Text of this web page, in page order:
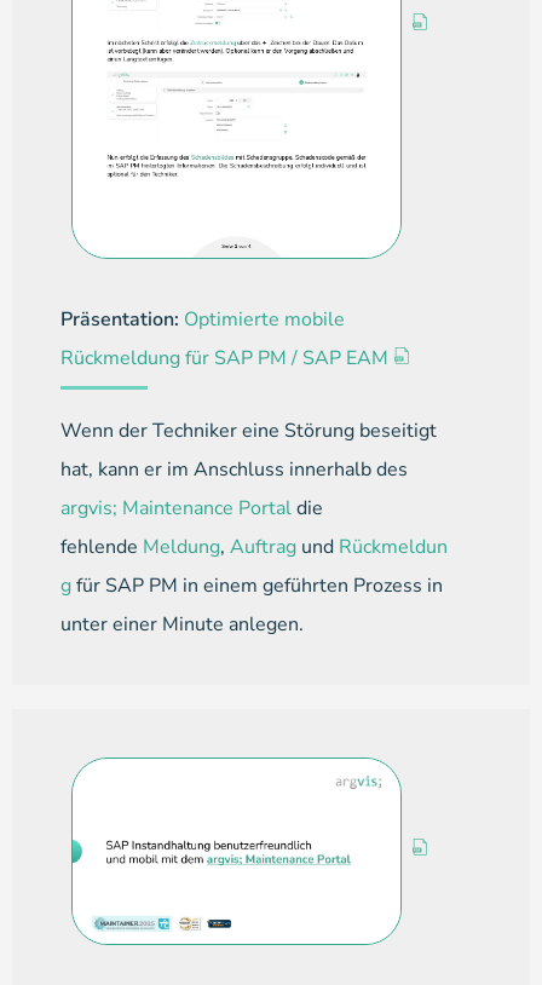
Präsentation: Optimierte mobile
Rückmeldung für SAP PM / SAP EAM
Wenn der Techniker eine Störung beseitigt
hat, kann er im Anschluss innerhalb des
argvis; Maintenance Portaldie
fehlende Meldung, Auftrag und Rückmeldun
gfür SAP PM in einem geführten Prozess in
unter einer Minute anlegen.